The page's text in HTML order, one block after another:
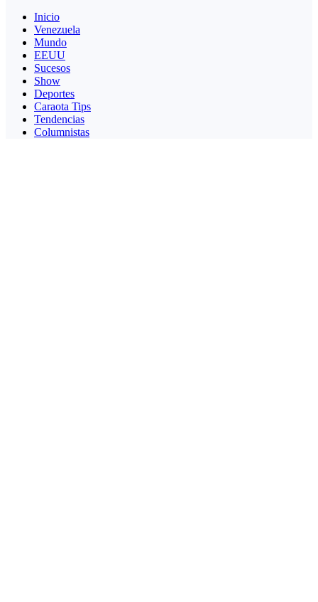
Inicio
Venezuela
Mundo
EEUU
Sucesos
Show
Deportes
Caraota Tips
Tendencias
Columnistas